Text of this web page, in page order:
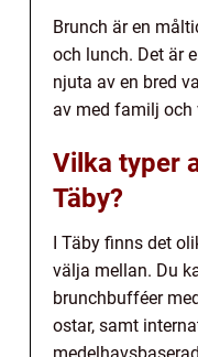
Brunch är en
och lunch. Det är
njuta av en bred
av med familj och
Vilka typer
Täby?
I Täby finns det
välja mellan. Du
brunchbufféer
ostar, samt